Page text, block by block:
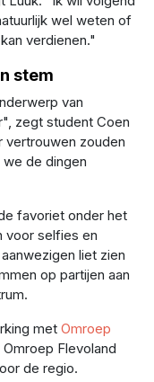
wel weten of
verdienen."
stem
zegt student Coen
vertrouwen zouden
de dingen
voor selfies en
liet zien
op partijen aan
met Omroep
Flevoland
de regio.